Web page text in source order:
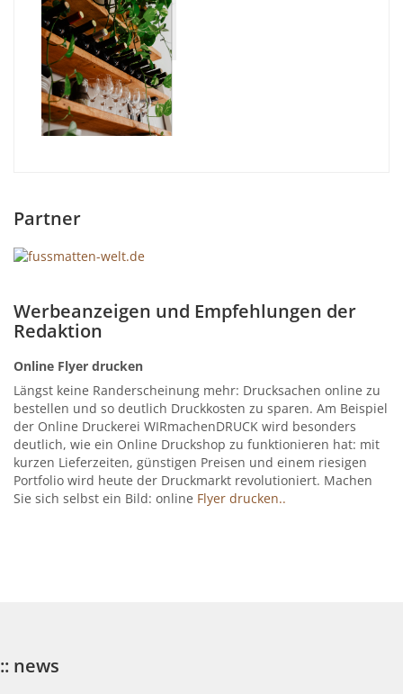
Partner
Werbeanzeigen und Empfehlungen der
Redaktion
Online Flyer drucken
Längst keine Randerscheinung mehr: Drucksachen online zu
bestellen und so deutlich Druckkosten zu sparen. Am Beispiel
der Online Druckerei WIRmachenDRUCK wird besonders
deutlich, wie ein Online Druckshop zu funktionieren hat: mit
kurzen Lieferzeiten, günstigen Preisen und einem riesigen
Portfolio wird heute der Druckmarkt revolutioniert. Machen
Sie sich selbst ein Bild: online Flyer drucken..
:: news